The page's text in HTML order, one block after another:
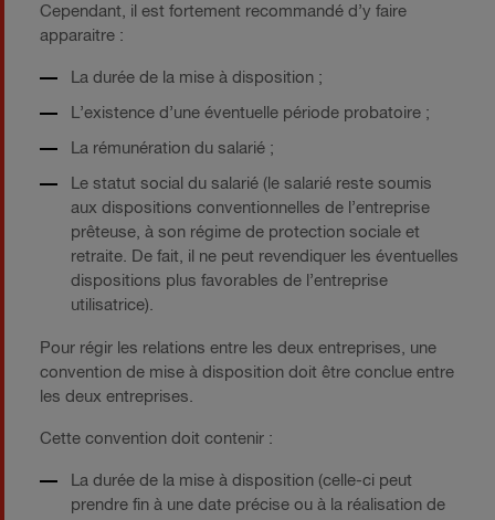
Cependant, il est fortement recommandé d’y faire
apparaitre :
La durée de la mise à disposition ;
L’existence d’une éventuelle période probatoire ;
La rémunération du salarié ;
Le statut social du salarié (le salarié reste soumis
aux dispositions conventionnelles de l’entreprise
prêteuse, à son régime de protection sociale et
retraite. De fait, il ne peut revendiquer les éventuelles
dispositions plus favorables de l’entreprise
utilisatrice).
Pour régir les relations entre les deux entreprises, une
convention de mise à disposition doit être conclue entre
les deux entreprises.
Cette convention doit contenir :
La durée de la mise à disposition (celle-ci peut
prendre fin à une date précise ou à la réalisation de